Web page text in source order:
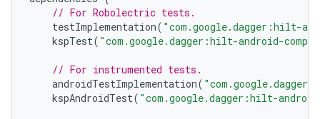
// For Robolectric tests.
testImplementation( "com.google.dagger:hilt-
kspTest( "com.google.dagger:hilt-android-
// For instrumented tests.
androidTestImplementation(
kspAndroidTest( "com.google.dagger:hilt-